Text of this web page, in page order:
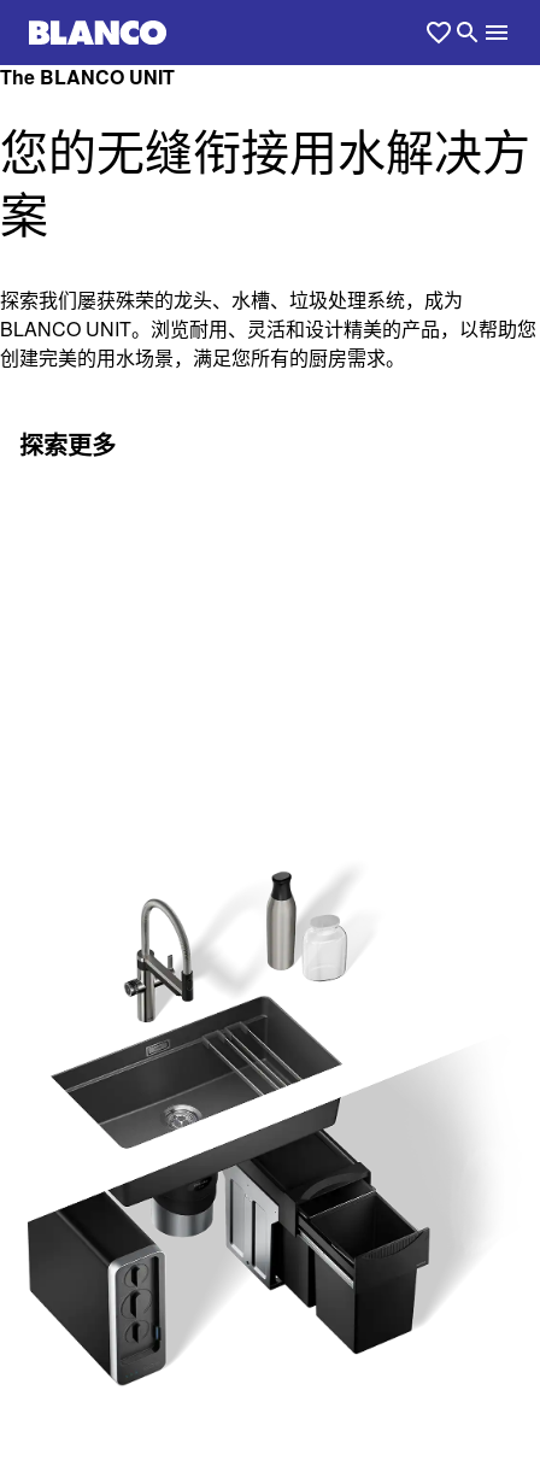
The BLANCO UNIT
您的无缝衔接用水解决方
案
探索我们屡获殊荣的龙头、水槽、垃圾处理系统，成为
BLANCO UNIT。浏览耐用、灵活和设计精美的产品，以帮助您
创建完美的用水场景，满足您所有的厨房需求。
探索更多